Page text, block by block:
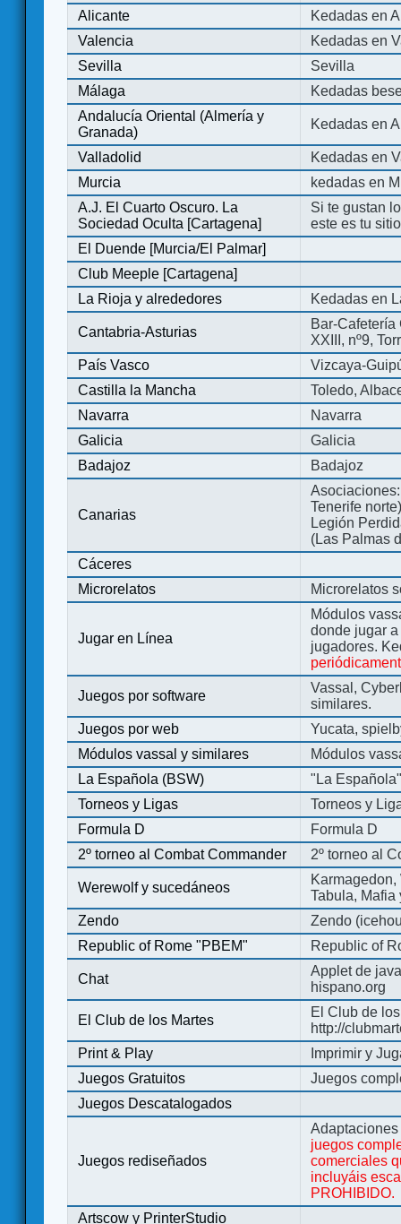
Alicante
Kedadas en
Valencia
Kedadas en
Sevilla
Sevilla
Málaga
Kedadas
Andalucía Oriental (Almería y
Granada)
Kedadas en
Valladolid
Kedadas en
Murcia
kedadas en
A.J. El Cuarto Oscuro. La
Sociedad Oculta [Cartagena]
Si te gustan
este es tu
El Duende [Murcia/El Palmar]
Club Meeple [Cartagena]
La Rioja y alrededores
Kedadas en
Cantabria-Asturias
Bar-
XXIII, nº9,
País Vasco
Vizcaya-
Castilla la Mancha
Toledo,
Navarra
Navarra
Galicia
Galicia
Badajoz
Badajoz
Canarias
Tenerife
Legión
(Las Palmas
Cáceres
Microrelatos
Microrelatos
Jugar en Línea
Módulos
donde jugar
jugadores.
Juegos por software
Vassal,
similares.
Juegos por web
Yucata,
Módulos vassal y similares
Módulos
La Española (BSW)
"La
Torneos y Ligas
Torneos y
Formula D
Formula D
2º torneo al Combat Commander
2º torneo al
Werewolf y sucedáneos
Tabula, Mafia
Zendo
Zendo
Republic of Rome "PBEM"
Republic of
Chat
Applet de
hispano.org
El Club de los Martes
El Club de
http://
Print & Play
Imprimir y
Juegos Gratuitos
Juegos
Juegos Descatalogados
Juegos rediseñados
juegos
comerciales
incluyáis
PROHIBIDO.
Artscow y PrinterStudio